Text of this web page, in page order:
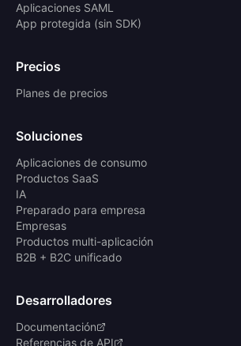
Aplicaciones SAML
App protegida (sin SDK)
Precios
Planes de precios
Soluciones
Aplicaciones de consumo
Productos SaaS
IA
Preparado para empresa
Empresas
Productos multi-aplicación
B2B + B2C unificado
Desarrolladores
Documentación
Referencias de API